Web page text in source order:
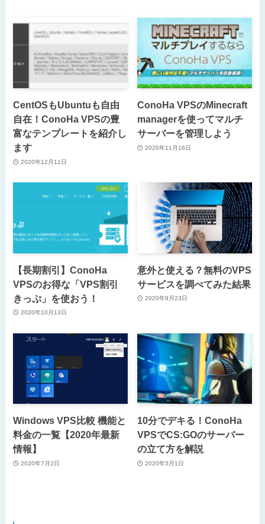
CentOSもUbuntuも自由
自在！ConoHa VPSの豊
富なテンプレートを紹介し
ます
2020年12月11日
ConoHa VPSのMinecraft
managerを使ってマルチ
サーバーを管理しよう
2020年11月16日
【長期割引】ConoHa
VPSのお得な「VPS割引
きっぷ」を使おう！
2020年10月13日
意外と使える？無料のVPS
サービスを調べてみた結果
2020年9月23日
Windows VPS比較 機能と
料金の一覧【2020年最新
情報】
2020年7月2日
10分でデキる！ConoHa
VPSでCS:GOのサーバー
の立て方を解説
2020年5月1日